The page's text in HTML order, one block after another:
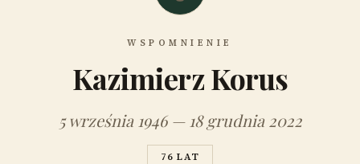
WSPOMNIENIE
Kazimierz Korus
5 września 1946 — 18 grudnia 2022
76 LAT